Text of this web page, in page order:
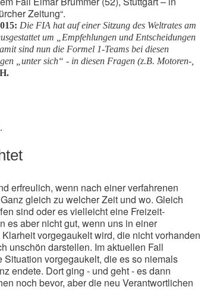
Zeitung“.
Die FIA hat auf einer Sitzung des Weltrates am
um „Empfehlungen und Entscheidungen
sind nun die Formel 1-Teams bei diesen
„unter sich“ - in diesen Fragen (z.B. Motoren-,
.
erfreulich, wenn nach einer verfahrenen
gleich zu welcher Zeit und wo. Gleich
sind oder es vielleicht eine Freizeit-
es aber nicht gut, wenn uns in einer
vorgegaukelt wird, die nicht vorhanden
unschön darstellen. Im aktuellen Fall
vorgegaukelt, die es so niemals
endete. Dort ging - und geht - es dann
noch bevor, aber die neu Verantwortlichen